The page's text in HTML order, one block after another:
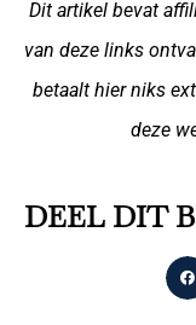
Dit artikel bevat
van deze links
betaalt hier niks
deze
DEEL DIT